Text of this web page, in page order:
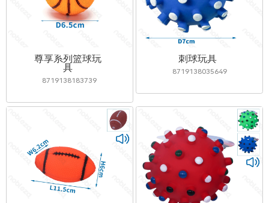
尊享系列篮球玩
具
8719138183739
刺球玩具
8719138035649